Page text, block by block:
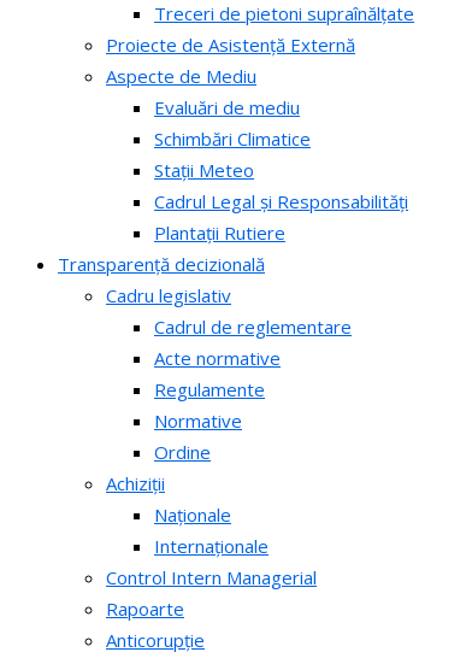
Treceri de pietoni supraînălțate
Proiecte de Asistență Externă
Aspecte de Mediu
Evaluări de mediu
Schimbări Climatice
Stații Meteo
Cadrul Legal și Responsabilități
Plantații Rutiere
Transparență decizională
Cadru legislativ
Cadrul de reglementare
Acte normative
Regulamente
Normative
Ordine
Achiziții
Naționale
Internaționale
Control Intern Managerial
Rapoarte
Anticorupție